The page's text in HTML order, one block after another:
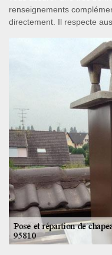
renseignements
directement. Il respecte